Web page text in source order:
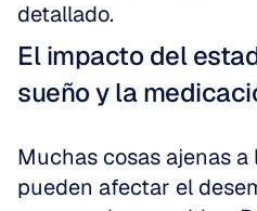
detallado.
El impacto del
sueño y la
Muchas cosas ajenas a
pueden afectar el